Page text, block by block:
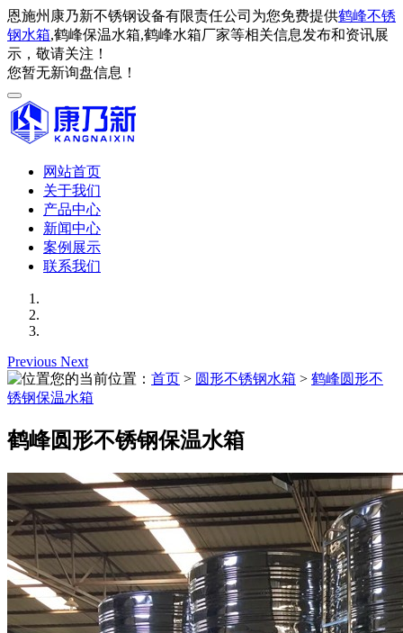
恩施州康乃新不锈钢设备有限责任公司为您免费提供鹤峰不锈
钢水箱,鹤峰保温水箱,鹤峰水箱厂家等相关信息发布和资讯展
示，敬请关注！
您暂无新询盘信息！
网站首页
关于我们
产品中心
新闻中心
案例展示
联系我们
Previous Next
您的当前位置： 首页 > 圆形不锈钢水箱 > 鹤峰圆形不
锈钢保温水箱
鹤峰圆形不锈钢保温水箱